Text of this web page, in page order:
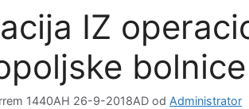
IZ
bolnice
1440AH 26-9-2018AD od Administrator